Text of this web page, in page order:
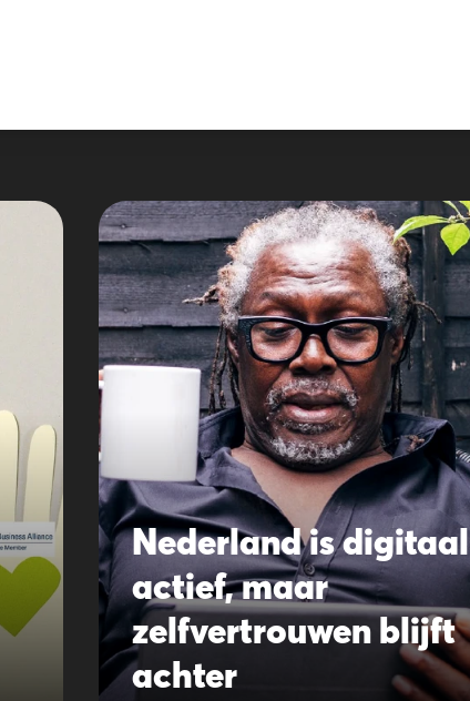
Nederland is digitaal
actief, maar
zelfvertrouwen blijft
achter